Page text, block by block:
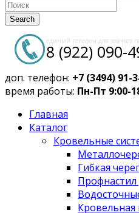
Search
единый телефон для звонков
8 (922) 090-
доп. телефон: +7 (3494) 91-
время работы: Пн-Пт 9:00-
Главная
Каталог
Кровельные
Гибкая
Профнастил
Кровельная